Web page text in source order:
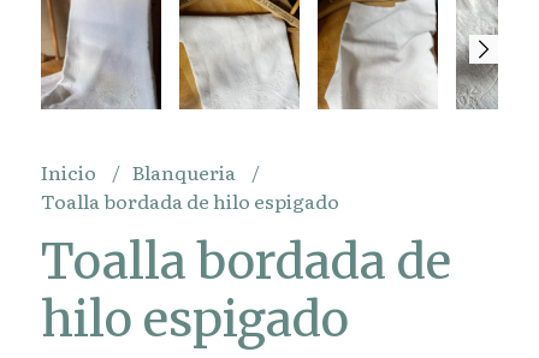
Inicio
Blanqueria
Toalla bordada de hilo espigado
Toalla bordada de
hilo espigado